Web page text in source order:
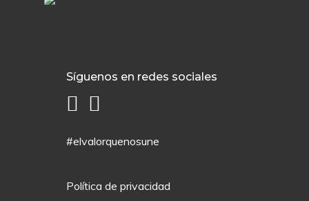
Síguenos en redes sociales
#elvalorquenosune
Política de privacidad